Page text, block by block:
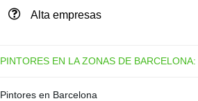
Alta empresas
PINTORES EN LA ZONAS DE BARCELONA:
Pintores en Barcelona